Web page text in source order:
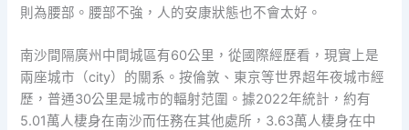
則為腰部。腰部不強，人的安康狀態也不會太好。
南沙間隔廣州中間城區有60公里，從國際經歷看，現實上是
兩座城市（city）的關系。按倫敦、東京等世界超年夜城市經
歷，普通30公里是城市的輻射范圍。據2022年統計，約有
5.01萬人棲身在南沙而任務在其他處所，3.63萬人棲身在中